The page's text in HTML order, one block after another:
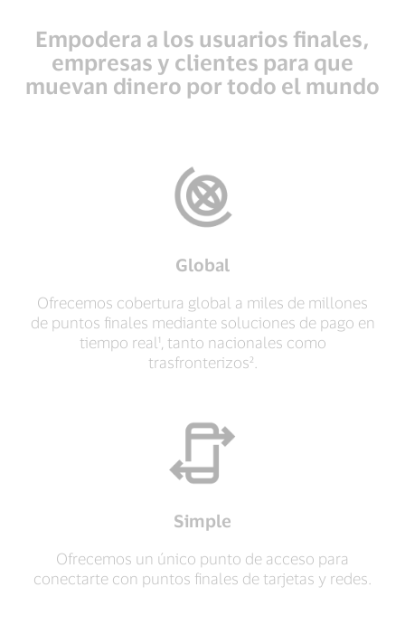
Visa Direct ayuda a
revolucionar el movimiento de
dinero a escala global
Ponte en contacto con nuestro equipo
Empodera a los usuarios finales,
empresas y clientes para que
muevan dinero por todo el mundo
Global
Ofrecemos cobertura global a miles de millones
de puntos finales mediante soluciones de pago en
tiempo real¹, tanto nacionales como
trasfronterizos².
Simple
Ofrecemos un único punto de acceso para
conectarte con puntos finales de tarjetas y redes.